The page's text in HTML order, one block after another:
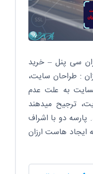
سی پنل – خرید
: طراحان سایت،
به علت عدم
ترجیح میدهند
دو با اشراف
ایجاد هاست ارزان